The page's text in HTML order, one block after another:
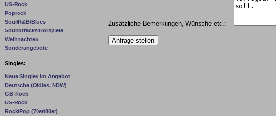
US-Rock
Poprock
Soul/R&B/Blues
Soundtracks/Hörspiele
Weihnachten
Sonderangebote
Singles:
Neue Singles im Angebot
Deutsche (Oldies, NDW)
GB-Rock
US-Rock
Rock/Pop (70er/80er)
Zusätzliche Bemerkungen, Wünsche etc.: